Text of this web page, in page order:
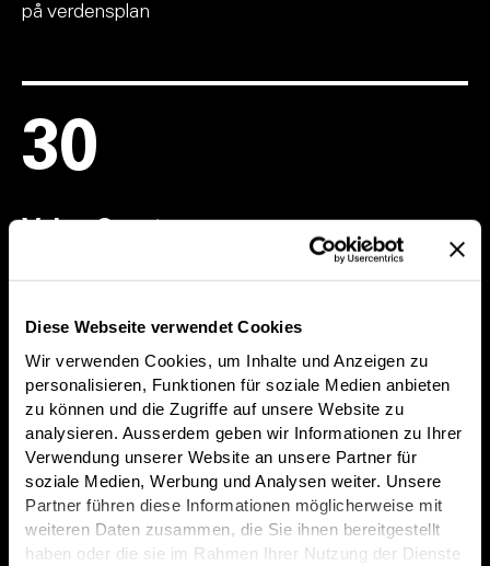
Diese Webseite verwendet Cookies
Wir verwenden Cookies, um Inhalte und Anzeigen zu
personalisieren, Funktionen für soziale Medien anbieten
zu können und die Zugriffe auf unsere Website zu
analysieren. Ausserdem geben wir Informationen zu Ihrer
Verwendung unserer Website an unsere Partner für
soziale Medien, Werbung und Analysen weiter. Unsere
Partner führen diese Informationen möglicherweise mit
weiteren Daten zusammen, die Sie ihnen bereitgestellt
haben oder die sie im Rahmen Ihrer Nutzung der Dienste
på verdensplan
30
2
Lokationer
i Danmark